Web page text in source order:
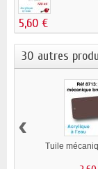
5,60 €
30 autres
Tuile
‹